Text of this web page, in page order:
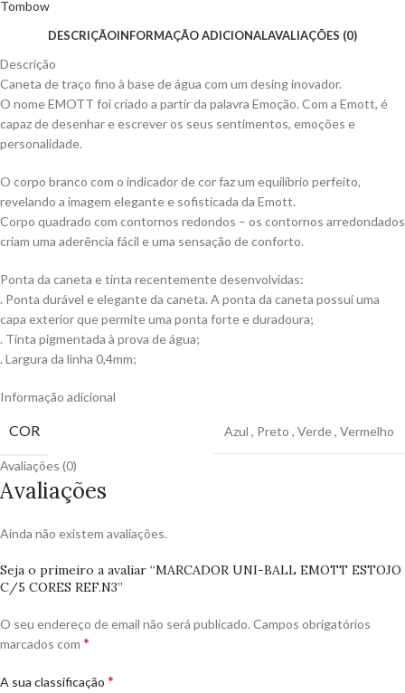
Tombow
DESCRIÇÃOINFORMAÇÃO ADICIONALAVALIAÇÕES (0)
Descrição
Caneta de traço fino à base de água com um desing inovador.
O nome EMOTT foi criado a partir da palavra Emoção. Com a Emott, é
capaz de desenhar e escrever os seus sentimentos, emoções e
personalidade.
O corpo branco com o indicador de cor faz um equilíbrio perfeito,
revelando a imagem elegante e sofisticada da Emott.
Corpo quadrado com contornos redondos – os contornos arredondados
criam uma aderência fácil e uma sensação de conforto.
Ponta da caneta e tinta recentemente desenvolvidas:
. Ponta durável e elegante da caneta. A ponta da caneta possui uma
capa exterior que permite uma ponta forte e duradoura;
. Tinta pigmentada à prova de água;
. Largura da linha 0,4mm;
Informação adicional
COR Azul , Preto , Verde, Vermelho
Avaliações (0)
Avaliações
Ainda não existem avaliações.
Seja o primeiro a avaliar “MARCADOR UNI-BALL EMOTT ESTOJO
C/5 CORES REF.N3”
O seu endereço de email não será publicado.Campos obrigatórios
marcados com *
A sua classificação *